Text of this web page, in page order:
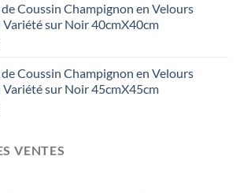
Coussin Champignon en Velours
Variété sur Noir 40cmX40cm
Coussin Champignon en Velours
Variété sur Noir 45cmX45cm
VENTES